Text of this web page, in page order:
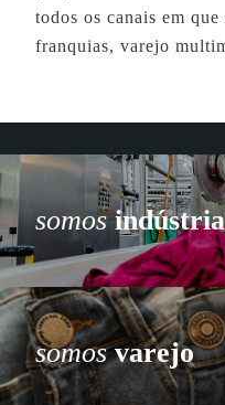
todos os canais em
franquias, varejo
somosindústria
somosvarejo